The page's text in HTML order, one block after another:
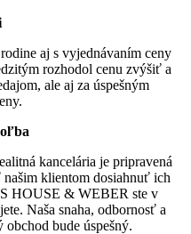
aj s vyjednávaním ceny
rozhodol cenu zvýšiť a
ale aj za úspešným
kancelária je pripravená
klientom dosiahnuť ich
HOUSE & WEBER ste v
Naša snaha, odbornosť a
bude úspešný.